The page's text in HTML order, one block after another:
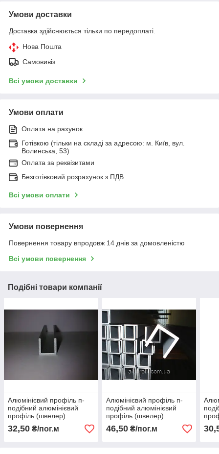
Умови доставки
Доставка здійснюється тільки по передоплаті.
Нова Пошта
Самовивіз
Всі умови доставки
Умови оплати
Оплата на рахунок
Готівкою (тільки на складі за адресою: м. Київ, вул.
Волинська, 53)
Оплата за реквізитами
Безготівковий розрахунок з ПДВ
Всі умови оплати
Умови повернення
Повернення товару впродовж 14 днів за домовленістю
Всі умови повернення
Подібні товари компанії
Алюмінієвий профіль п-
подібний алюмінієвий
профіль (швелер)
10х8х1,5 Б/П
32,50 ₴/пог.м
Алюмінієвий профіль п-
подібний алюмінієвий
профіль (швелер)
12х12х1,5 Б/П
46,50₴/пог.м
Б/П